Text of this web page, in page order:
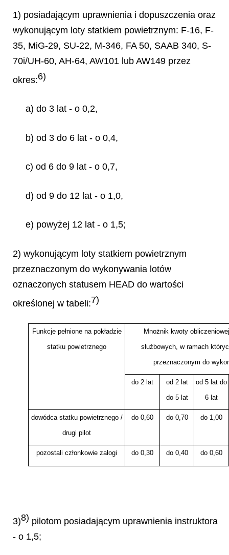
1) posiadającym uprawnienia i dopuszczenia oraz
wykonującym loty statkiem powietrznym: F-16, F-
35, MiG-29, SU-22, M-346, FA 50, SAAB 340, S-
70i/UH-60, AH-64, AW101 lub AW149 przez
okres:6)
a) do 3 lat - o 0,2,
b) od 3 do 6 lat - o 0,4,
c) od 6 do 9 lat - o 0,7,
d) od 9 do 12 lat - o 1,0,
e) powyżej 12 lat - o 1,5;
2) wykonującym loty statkiem powietrznym
przeznaczonym do wykonywania lotów
oznaczonych statusem HEAD do wartości
określonej w tabeli:7)
Funkcje pełnione na pokładzie
statku powietrznego
Mnożnik kwoty
służbowych, w ramach
przeznaczonym do
do 2 lat
od 2 lat
do 5 lat
od 5 lat do
6 lat
dowódca statku powietrznego /
drugi pilot
do 0,60 do 0,70 do 1,00
pozostali członkowie załogi do 0,30 do 0,40 do 0,60
3)8) pilotom posiadającym uprawnienia instruktora
- o 1,5;